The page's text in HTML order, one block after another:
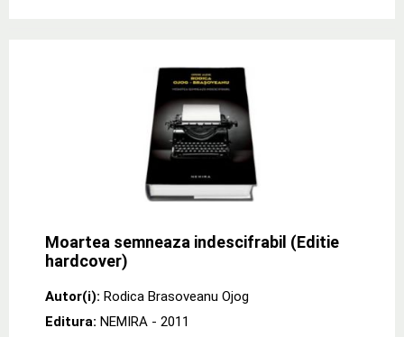
Moartea semneaza indescifrabil (Editie
hardcover)
Autor(i): Rodica Brasoveanu Ojog
Editura: NEMIRA - 2011